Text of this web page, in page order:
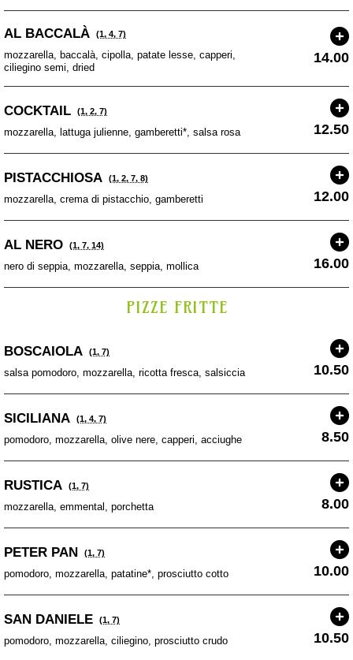
AL BACCALÀ (1, 4, 7)
mozzarella, baccalà, cipolla, patate lesse, capperi,
ciliegino semi, dried
14.00
COCKTAIL (1, 2, 7)
mozzarella, lattuga julienne, gamberetti*, salsa rosa 12.50
PISTACCHIOSA (1, 2, 7, 8)
mozzarella, crema di pistacchio, gamberetti 12.00
AL NERO (1, 7, 14)
nero di seppia, mozzarella, seppia, mollica 16.00
PIZZE FRITTE
BOSCAIOLA (1, 7)
salsa pomodoro, mozzarella, ricotta fresca, salsiccia 10.50
SICILIANA (1, 4, 7)
pomodoro, mozzarella, olive nere, capperi, acciughe 8.50
RUSTICA (1, 7)
mozzarella, emmental, porchetta 8.00
PETER PAN (1, 7)
pomodoro, mozzarella, patatine*, prosciutto cotto 10.00
SAN DANIELE (1, 7)
pomodoro, mozzarella, ciliegino, prosciutto crudo 10.50